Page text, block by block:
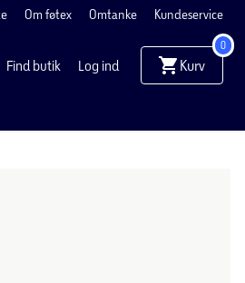
Om føtex Omtanke Kundeservice
Find butik Log ind Kurv
0